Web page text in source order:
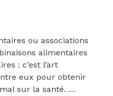
ou associations
alimentaires
: c’est l’art
eux pour obtenir
sur la santé. …